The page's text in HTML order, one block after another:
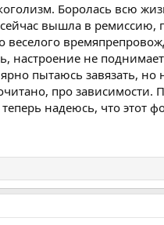
Боролась всю
вышла в ремиссию,
не
пытаюсь завязать, но
про
надеюсь, что этот